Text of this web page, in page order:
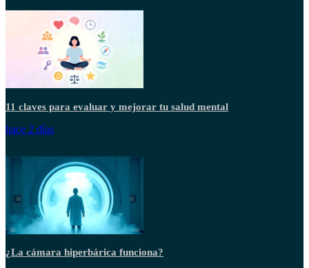
11 claves para evaluar y mejorar tu salud mental
hace 2 días
¿La cámara hiperbárica funciona?